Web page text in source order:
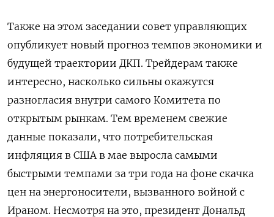
Также на этом заседании совет управляющих
опубликует новый прогноз темпов экономики и
будущей ​траектории ⁠ДКП. Трейдерам также
интересно, насколько сильны окажутся
разногласия внутри самого Комитета по
открытым рынкам. Тем временем свежие
данные показали, что потребительская
инфляция в США в мае выросла самыми
быстрыми ‌темпами за три года на фоне скачка
цен на энергоносители, вызванного войной с
Ираном. Несмотря ‌на это, президент Дональд